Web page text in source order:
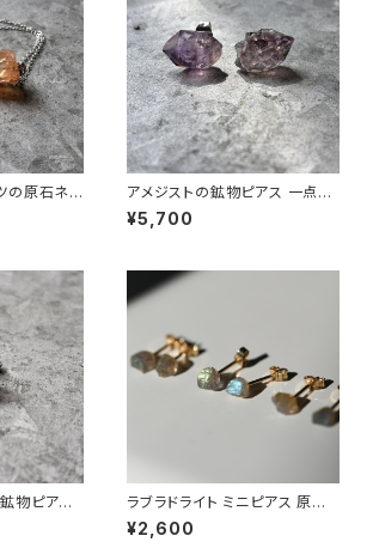
の原石ネッ
天然石 ハ
ー パワー
アメジストの鉱物ピアス 一点も
の 原石 天然石 金属アレルギー
対応 ハンドメイド アクセサリー
¥5,700
物ピアス
金属アレ
ド アクセ
ラブラドライト ミニピアス 原石
鉱物 天然石 シンプル 仕事 オフ
ィス 通勤 小さい アクセサリー
¥2,600